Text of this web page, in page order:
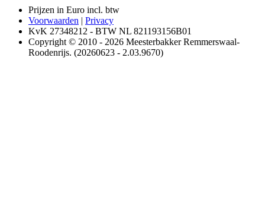
Prijzen in Euro incl. btw
Voorwaarden | Privacy
KvK 27348212 - BTW NL 821193156B01
Copyright © 2010 - 2026 Meesterbakker Remmerswaal-
Roodenrijs. (20260623 - 2.03.9670)